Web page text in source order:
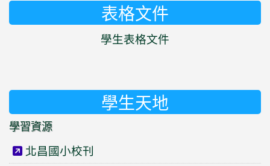
表格文件
學生表格文件
學生天地
學習資源
北昌國小校刊